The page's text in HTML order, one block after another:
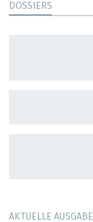
DOSSIERS
AKTUELLE AUSGABE